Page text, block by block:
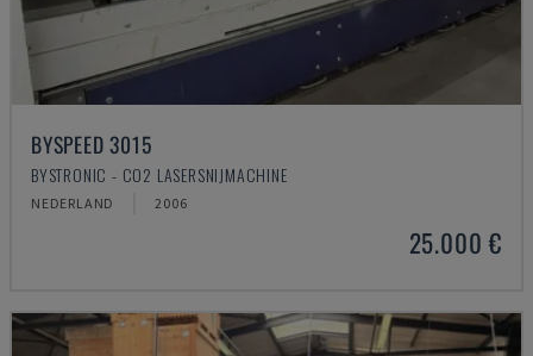
BYSPEED 3015
BYSTRONIC - CO2 LASERSNIJMACHINE
NEDERLAND 2006
25.000 €